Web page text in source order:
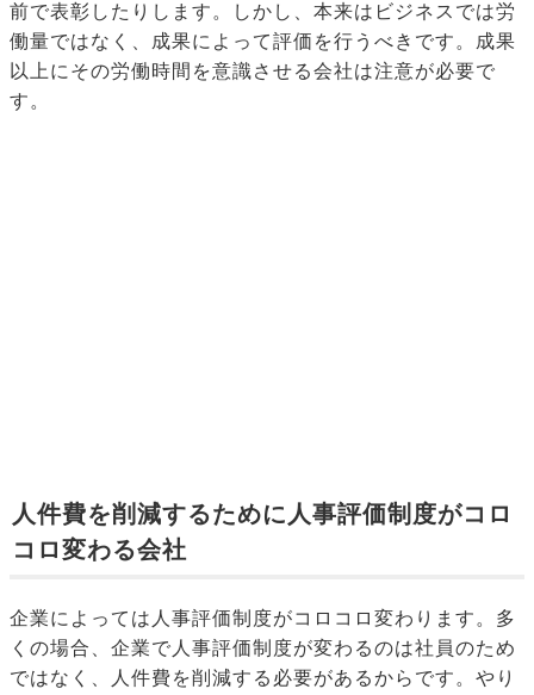
前で表彰したりします。しかし、本来はビジネスでは労
働量ではなく、成果によって評価を行うべきです。成果
以上にその労働時間を意識させる会社は注意が必要で
す。
人件費を削減するために人事評価制度がコロ
コロ変わる会社
企業によっては人事評価制度がコロコロ変わります。多
くの場合、企業で人事評価制度が変わるのは社員のため
ではなく、人件費を削減する必要があるからです。やり